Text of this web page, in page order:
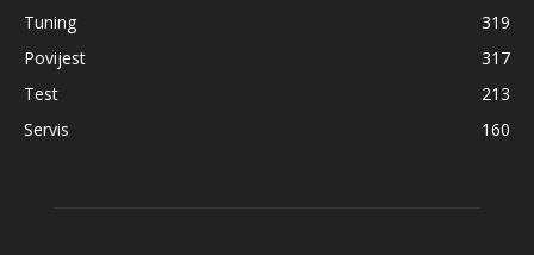
Tuning
319
Povijest
317
Test
213
Servis
160